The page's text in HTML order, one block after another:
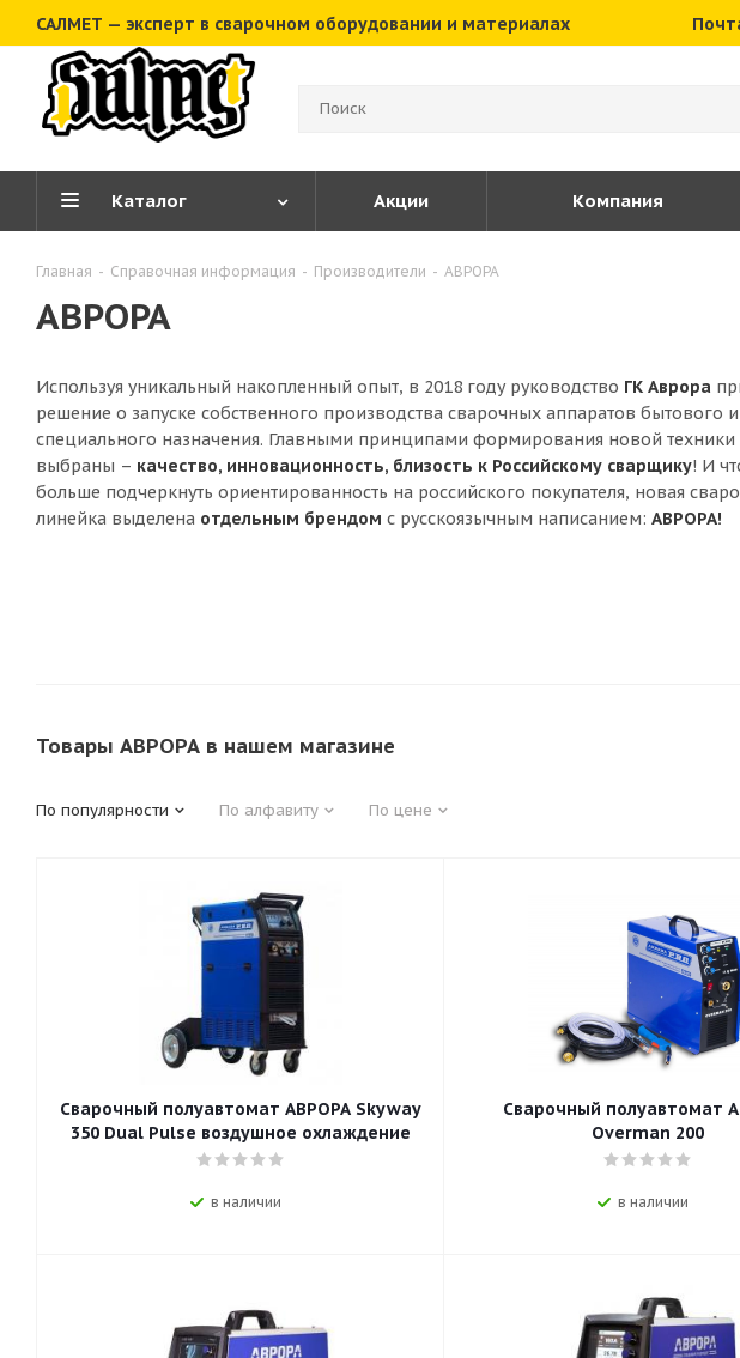
САЛМЕТ — эксперт в сварочном оборудовании и материалах
Каталог Акции Компания
Главная - Справочная информация - Производители - АВРОРА
АВРОРА
Используя уникальный накопленный опыт, в 2018 году руководство ГК Аврора
решение о запуске собственного производства сварочных аппаратов бытового и
специального назначения. Главными принципами формирования новой
выбраны – качество, инновационность, близость к Российскому сварщику! И
больше подчеркнуть ориентированность на российского покупателя, новая
линейка выделена отдельным брендом с русскоязычным написанием: АВРОРА!
Товары АВРОРА в нашем магазине
По популярности По алфавиту По цене
Сварочный полуавтомат АВРОРА Skyway
350 Dual Pulse воздушное охлаждение
в наличии
Сварочный полуавтомат
Overman 200
в наличии